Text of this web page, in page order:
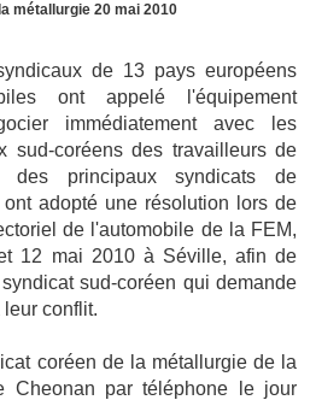
métallurgie 20 mai 2010
de 13 pays européens
ont appelé l'équipement
immédiatement avec les
sud-coréens des travailleurs de
des principaux syndicats de
adopté une résolution lors de
de l'automobile de la FEM,
12 mai 2010 à Séville, afin de
sud-coréen qui demande
conflit.
coréen de la métallurgie de la
Cheonan par téléphone le jour